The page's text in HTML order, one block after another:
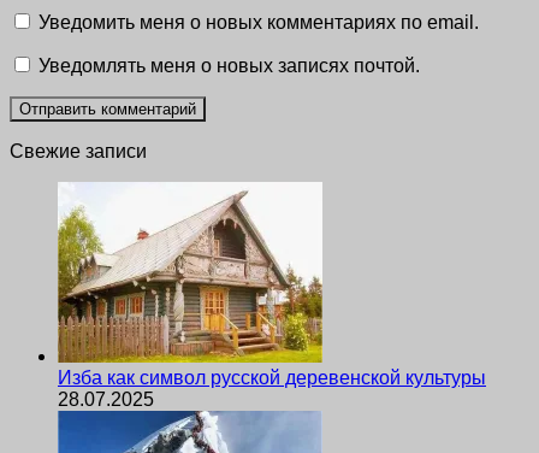
Уведомить меня о новых комментариях по email.
Уведомлять меня о новых записях почтой.
Свежие записи
Изба как символ русской деревенской культуры
28.07.2025